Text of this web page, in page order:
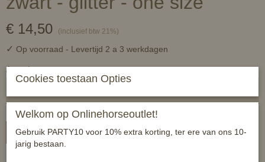
€ 14,50 (inclusief btw 21%)
✓ Op voorraad - Levertijd 2 a 3 werkdagen
Aantal
In winkelwagen
Cookies toestaan Opties
Welkom op Onlinehorseoutlet!
Gebruik PARTY10 voor 10% extra korting, ter ere van ons 10-
jarig bestaan.